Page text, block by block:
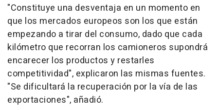
"Constituye una desventaja en un momento en
que los mercados europeos son los que están
empezando a tirar del consumo, dado que cada
kilómetro que recorran los camioneros supondrá
encarecer los productos y restarles
competitividad", explicaron las mismas fuentes.
"Se dificultará la recuperación por la vía de las
exportaciones", añadió.